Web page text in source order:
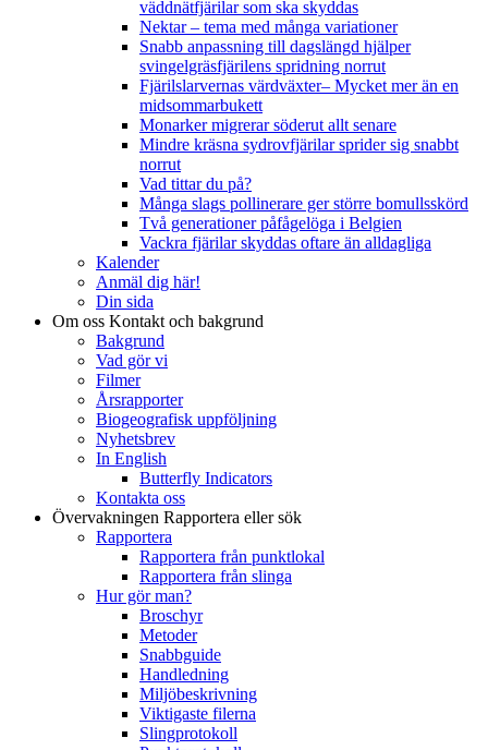
väddnätfjärilar som ska skyddas
Nektar – tema med många variationer
Snabb anpassning till dagslängd hjälper
svingelgräsfjärilens spridning norrut
Fjärilslarvernas värdväxter– Mycket mer än en
midsommarbukett
Monarker migrerar söderut allt senare
Mindre kräsna sydrovfjärilar sprider sig snabbt
norrut
Vad tittar du på?
Många slags pollinerare ger större bomullsskörd
Två generationer påfågelöga i Belgien
Vackra fjärilar skyddas oftare än alldagliga
Kalender
Anmäl dig här!
Din sida
Om oss Kontakt och bakgrund
Bakgrund
Vad gör vi
Filmer
Årsrapporter
Biogeografisk uppföljning
Nyhetsbrev
In English
Butterfly Indicators
Kontakta oss
Övervakningen Rapportera eller sök
Rapportera
Rapportera från punktlokal
Rapportera från slinga
Hur gör man?
Broschyr
Metoder
Snabbguide
Handledning
Miljöbeskrivning
Viktigaste filerna
Slingprotokoll